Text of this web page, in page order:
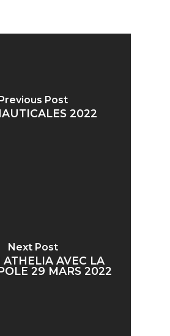
Post
2022
Next Post
ATHELIA AVEC LA
29 MARS 2022